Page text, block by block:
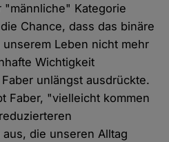
Kategorie
Chance, dass das binäre
Leben nicht mehr
Wichtigkeit
unlängst ausdrückte.
Faber, "vielleicht kommen
die unseren Alltag